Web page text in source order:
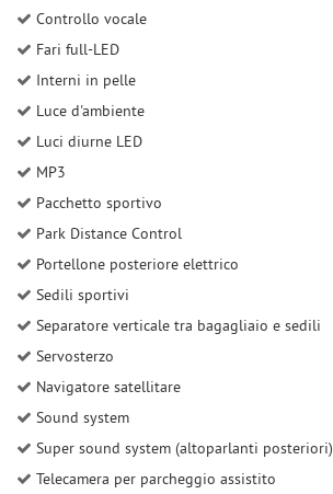
Controllo vocale
Fari full-LED
Interni in pelle
Luce d'ambiente
Luci diurne LED
MP3
Pacchetto sportivo
Park Distance Control
Portellone posteriore elettrico
Sedili sportivi
Separatore verticale tra bagagliaio e sedili
Servosterzo
Navigatore satellitare
Sound system
Super sound system (altoparlanti posteriori)
Telecamera per parcheggio assistito